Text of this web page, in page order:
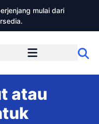
mulai dari
atau